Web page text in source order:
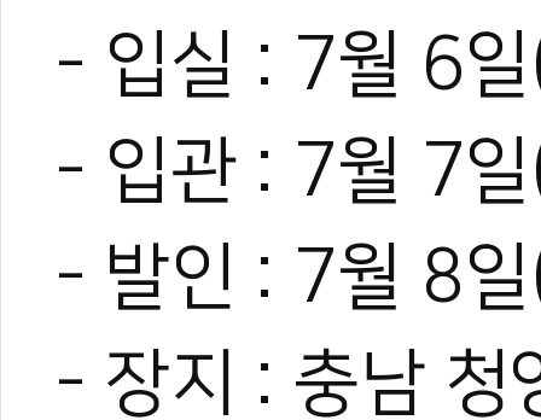
- 입실 : 7월 6
- 입관 : 7월 7
- 발인 : 7월 8
- 장지 : 충남 청
관련 뉴스
[부고] 김진범 전
[부고] 태권도 데
​​​​​​​'멕시코 태권도
북한 대표 '스포